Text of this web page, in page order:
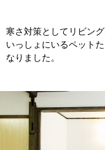
寒さ対策としてリビン
いっしょにいるペット
なりました。